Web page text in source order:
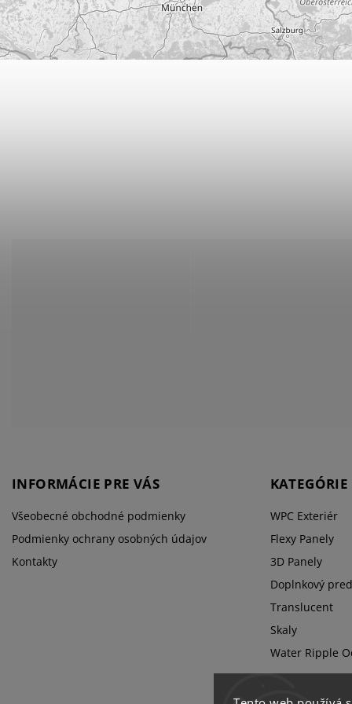
INFORMÁCIE PRE VÁS
Všeobecné obchodné podmienky
Podmienky ochrany osobných údajov
Kontakty
KATEGÓRIE
WPC Exteriér
Flexy Panely
3D Panely
Doplnkový
Translucent
Skaly
Water Ripple